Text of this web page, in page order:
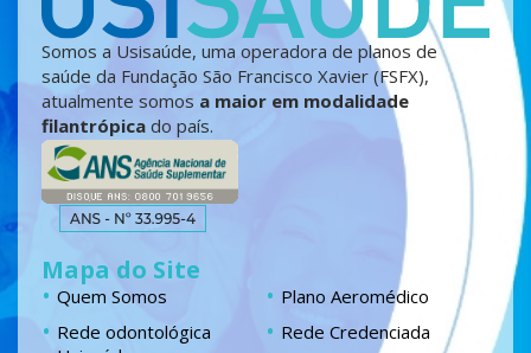
Somos a Usisaúde, uma operadora de planos de
saúde da Fundação São Francisco Xavier (FSFX),
atualmente somos a maior em modalidade
filantrópica do país.
Mapa do Site
Quem Somos
Plano Aeromédico
Rede odontológica
Rede Credenciada